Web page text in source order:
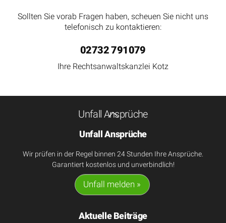
Sollten Sie vorab Fragen haben, scheuen Sie nicht uns
telefonisch zu kontaktieren:
02732 791079
Ihre Rechtsanwaltskanzlei Kotz
Back
Top
Unfall Ansprüche
Unfall Ansprüche
Wir prüfen in der Regel binnen 24 Stunden Ihre Ansprüche.
Garantiert kostenlos und unverbindlich!
Unfall melden »
Aktuelle Beiträge